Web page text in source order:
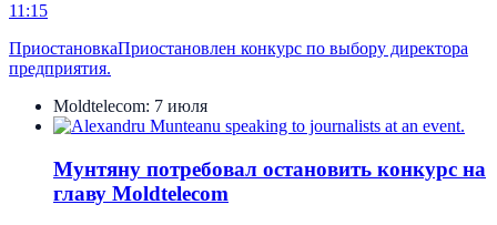
11:15
ПриостановкаПриостановлен конкурс по выбору директора
предприятия.
Moldtelecom: 7 июля
Мунтяну потребовал остановить конкурс на
главу Moldtelecom